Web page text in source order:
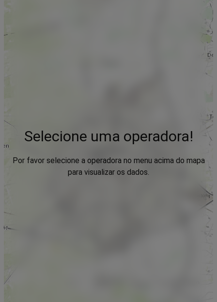
Selecione uma operadora!
Por favor selecione a operadora no menu acima do mapa
para visualizar os dados.